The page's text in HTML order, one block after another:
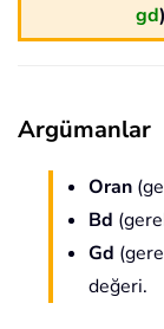
gd)
Argümanlar
Oran
Bd
Gd
değeri.